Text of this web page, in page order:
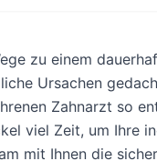
zu einem
Ursachen
Zahnarzt so
viel Zeit, um Ihre
mit Ihnen die